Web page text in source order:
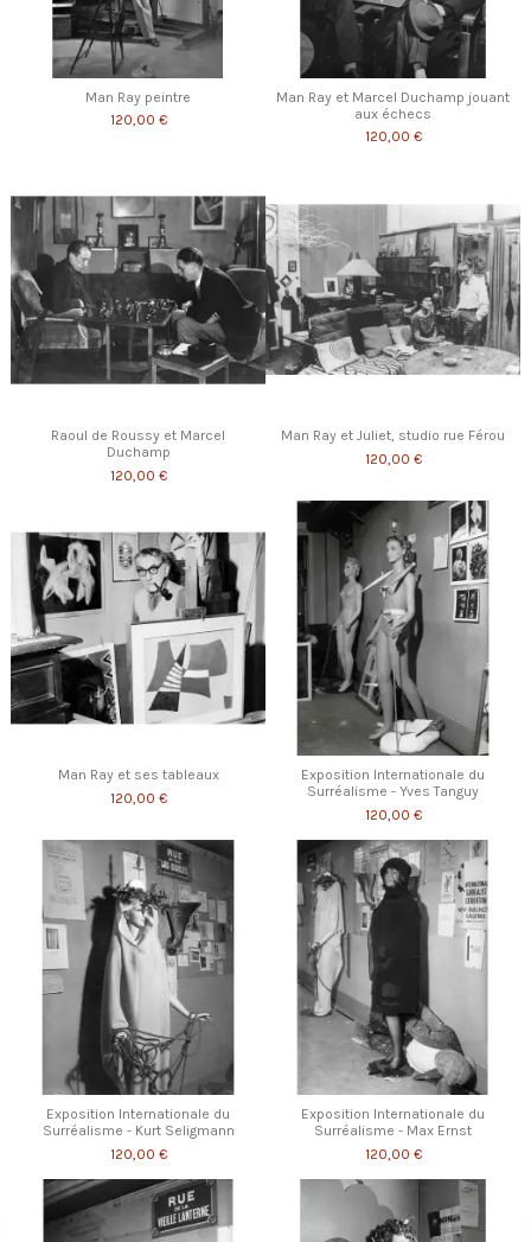
Man Ray peintre
120,00 €
Man Ray et Marcel Duchamp jouant
aux échecs
120,00 €
Raoul de Roussy et Marcel
Duchamp
120,00 €
Man Ray et Juliet, studio rue Férou
120,00 €
Man Ray et ses tableaux
120,00 €
Exposition Internationale du
Surréalisme - Yves Tanguy
120,00 €
Exposition Internationale du
Surréalisme - Kurt Seligmann
120,00 €
Exposition Internationale du
Surréalisme - Max Ernst
120,00 €